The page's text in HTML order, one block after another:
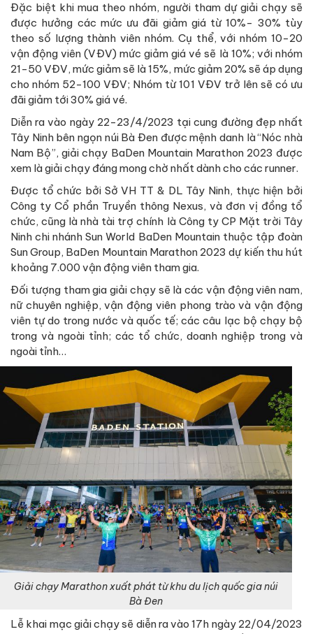
Đặc biệt khi mua theo nhóm, người tham dự giải chạy sẽ
được hưởng các mức ưu đãi giảm giá từ 10%- 30% tùy
theo số lượng thành viên nhóm. Cụ thể, với nhóm 10-20
vận động viên (VĐV) mức giảm giá vé sẽ là 10%; với nhóm
21-50 VĐV, mức giảm sẽ là 15%, mức giảm 20% sẽ áp dụng
cho nhóm 52-100 VĐV; Nhóm từ 101 VĐV trở lên sẽ có ưu
đãi giảm tới 30% giá vé.
Diễn ra vào ngày 22-23/4/2023 tại cung đường đẹp nhất
Tây Ninh bên ngọn núi Bà Đen được mệnh danh là “Nóc nhà
Nam Bộ”, giải chạy BaDen Mountain Marathon 2023 được
xem là giải chạy đáng mong chờ nhất dành cho các runner.
Được tổ chức bởi Sở VH TT & DL Tây Ninh, thực hiện bởi
Công ty Cổ phần Truyền thông Nexus, và đơn vị đồng tổ
chức, cũng là nhà tài trợ chính là Công ty CP Mặt trời Tây
Ninh chi nhánh Sun World BaDen Mountain thuộc tập đoàn
Sun Group, BaDen Mountain Marathon 2023 dự kiến thu hút
khoảng 7.000 vận động viên tham gia.
Đối tượng tham gia giải chạy sẽ là các vận động viên nam,
nữ chuyên nghiệp, vận động viên phong trào và vận động
viên tự do trong nước và quốc tế; các câu lạc bộ chạy bộ
trong và ngoài tỉnh; các tổ chức, doanh nghiệp trong và
ngoài tỉnh…
Giải chạy Marathon xuất phát từ khu du lịch quốc gia núi
Bà Đen
Lễ khai mạc giải chạy sẽ diễn ra vào 17h ngày 22/04/2023